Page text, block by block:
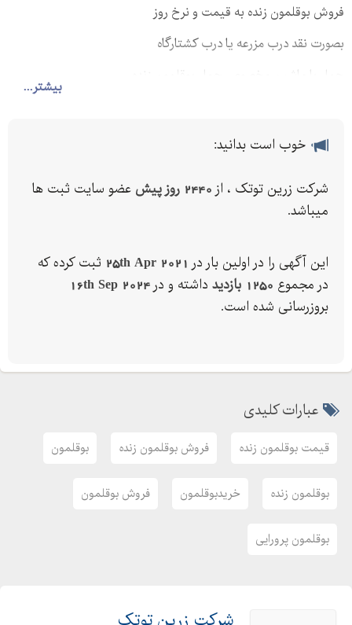
بیشتر...
فروش بوقلمون زنده به قیمت و نرخ روز
بصورت نقد درب مزرعه یا درب کشتارگاه
خوب است بدانید:
شرکت زرین توتک ، از 2440 روز پیش
عضو سایت ثبت ها
میباشد.
این آگهی را در اولین بار در 25th Apr 2021 ثبت کرده که
در مجموع 1250 بازدید داشته و در 16th Sep 2024
بروزرسانی شده است.
عبارات کلیدی
قیمت بوقلمون زنده فروش بوقلمون زنده بوقلمون
بوقلمون زنده خریدبوقلمون فروش بوقلمون
بوقلمون پرورایی